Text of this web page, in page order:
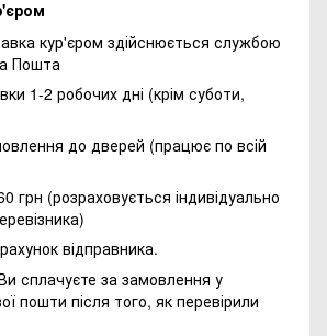
кур'єром здійснюється службою
Пошта
1-2 робочих дні (крім суботи,
до дверей (працює по всій
грн (розраховується індивідуально
відправника.
сплачуєте за замовлення у
пошти після того, як перевірили